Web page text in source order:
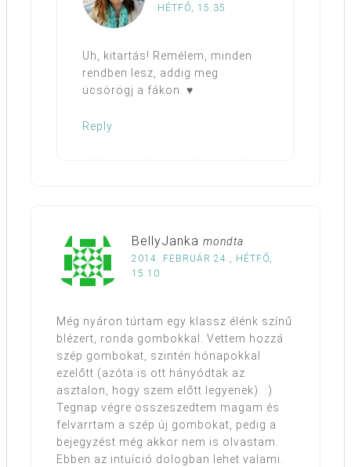
HÉTFŐ, 15:35
Uh, kitartás! Remélem, minden
rendben lesz, addig meg
ücsörögj a fákon. ♥
Reply
BellyJanka mondta
2014. FEBRUÁR 24., HÉTFŐ,
15:10
Még nyáron túrtam egy klassz élénk színű
blézert, ronda gombokkal. Vettem hozzá
szép gombokat, szintén hónapokkal
ezelőtt (azóta is ott hányódtak az
asztalon, hogy szem előtt legyenek). :)
Tegnap végre összeszedtem magam és
felvarrtam a szép új gombokat, pedig a
bejegyzést még akkor nem is olvastam.
Ebben az intuíció dologban lehet valami.